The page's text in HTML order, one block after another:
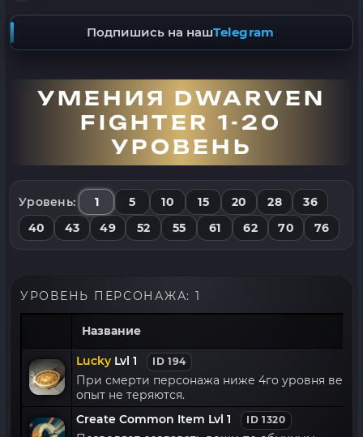
Подпишись на нашTelegram
УМЕНИЯ DWARVEN
FIGHTER 1-20
УРОВЕНЬ
1 5 10 15 20 28
36
40
43 49 52 55 61 62 70 76
УРОВЕНЬ ПЕРСОНАЖА: 1
Название
Lucky Lvl 1 ID 194
При смерти персонажа ниже 4го уровня
опыт не теряются.
Create Common Item Lvl 1 ID 1320